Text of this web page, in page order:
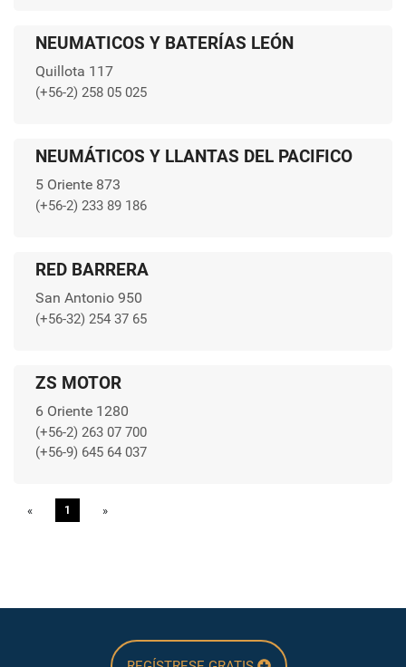
NEUMATICOS Y BATERÍAS LEÓN
Quillota 117
(+56-2) 258 05 025
NEUMÁTICOS Y LLANTAS DEL PACIFICO
5 Oriente 873
(+56-2) 233 89 186
RED BARRERA
San Antonio 950
(+56-32) 254 37 65
ZS MOTOR
6 Oriente 1280
(+56-2) 263 07 700
(+56-9) 645 64 037
« Previous
1 »